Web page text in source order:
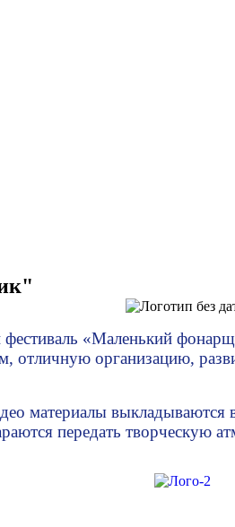
«Маленький
отличную организацию,
материалы
передать творческую